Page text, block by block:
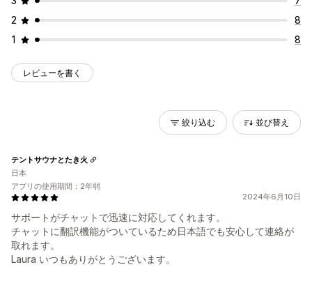
2
8
1
8
レビューを書く
絞り込む 並び替え
2024年6月10日
サポートがチャットで迅速に対応してくれます。
チャットに翻訳機能がついているため日本語でも安心して連絡が
取れます。
Laura いつもありがとうございます。
テントサウナとたき火
日本
アプリの使用期間：2年弱